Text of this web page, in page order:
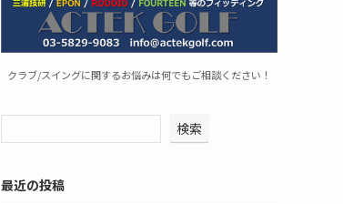
クラブ/スイングに関するお悩みは何でもご相談ください！
検索
最近の投稿